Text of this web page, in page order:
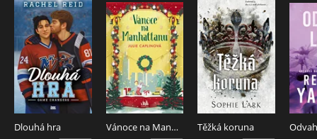
Dlouhá hra Vánoce na Manhattanu Těžká koruna